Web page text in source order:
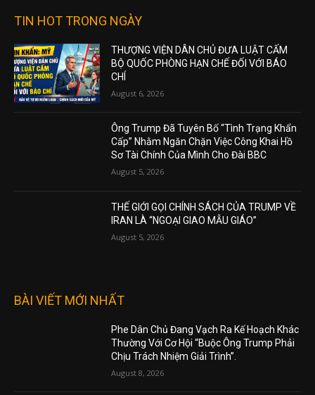
TIN HOT TRONG NGÀY
THƯỢNG VIỆN DÂN CHỦ ĐƯA LUẬT CẤM
BỘ QUỐC PHÒNG HẠN CHẾ ĐỐI VỚI BÁO
CHÍ
August 6, 2026
Ông Trump Đã Tuyên Bố “Tình Trạng Khẩn
Cấp” Nhằm Ngăn Chặn Việc Công Khai Hồ
Sơ Tài Chính Của Mình Cho Đài BBC
August 5, 2026
THẾ GIỚI GỌI CHÍNH SÁCH CỦA TRUMP VỀ
IRAN LÀ “NGOẠI GIAO MẪU GIÁO”
August 5, 2026
BÀI VIẾT MỚI NHẤT
Phe Dân Chủ Đang Vạch Ra Kế Hoạch Khác
Thường Với Cơ Hội “Buộc Ông Trump Phải
Chịu Trách Nhiệm Giải Trình”.
August 8, 2026